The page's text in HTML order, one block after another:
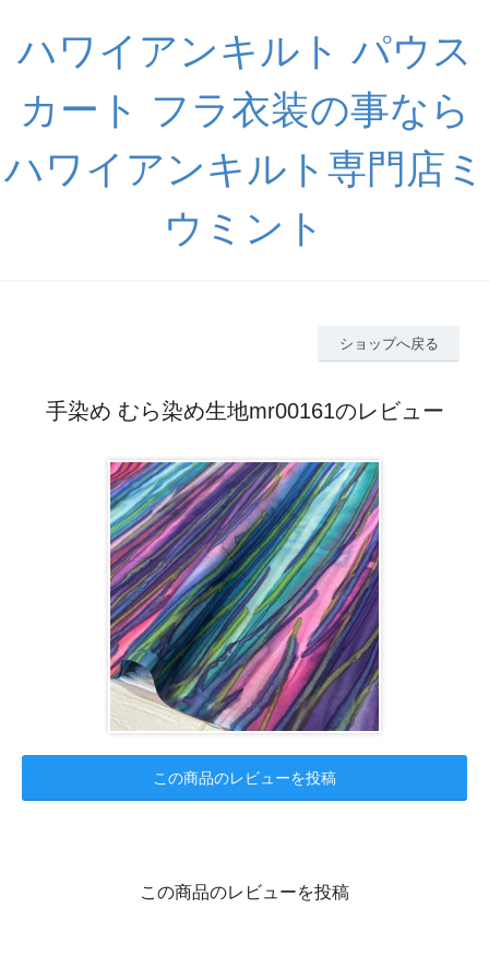
ハワイアンキルト パウス
カート フラ衣装の事なら
ハワイアンキルト専門店ミ
ウミント
ショップへ戻る
手染め むら染め生地mr00161のレビュー
この商品のレビューを投稿
この商品のレビューを投稿